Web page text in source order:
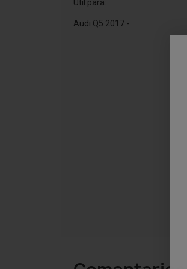
Útil para:
Audi Q5 2017 -